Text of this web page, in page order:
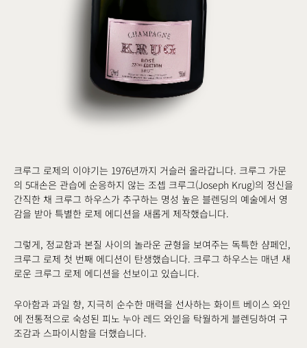
크루그 로제의 이야기는 1976년까지 거슬러 올라갑니다. 크루그 가문
의 5대손은 관습에 순응하지 않는 조셉 크루그(Joseph Krug)의 정신을
간직한 채 크루그 하우스가 추구하는 명성 높은 블렌딩의 예술에서 영
감을 받아 특별한 로제 에디션을 새롭게 제작했습니다.
그렇게, 정교함과 본질 사이의 놀라운 균형을 보여주는 독특한 샴페인,
크루그 로제 첫 번째 에디션이 탄생했습니다. 크루그 하우스는 매년 새
로운 크루그 로제 에디션을 선보이고 있습니다.
우아함과 과일 향, 지극히 순수한 매력을 선사하는 화이트 베이스 와인
에 전통적으로 숙성된 피노 누아 레드 와인을 탁월하게 블렌딩하여 구
조감과 스파이시함을 더했습니다.